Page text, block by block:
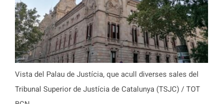
Vista del Palau de Justícia, que acull diverses sales del
Tribunal Superior de Justícia de Catalunya (TSJC) / TOT